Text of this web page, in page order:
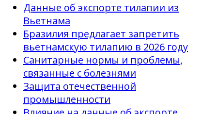
Данные об экспорте тилапии из
Вьетнама
Бразилия предлагает запретить
вьетнамскую тилапию в 2026 году
Санитарные нормы и проблемы,
связанные с болезнями
Защита отечественной
промышленности